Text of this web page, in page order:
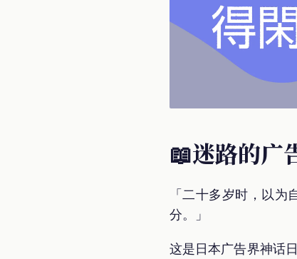
📖迷路的广
「二十多岁时，以
分。」
这是日本广告界神话